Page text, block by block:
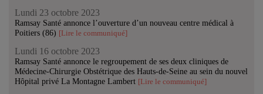
Lundi 23 octobre 2023
Ramsay Santé annonce l’ouverture d’un nouveau centre médical à
Poitiers (86) [Lire le communiqué]
Lundi 16 octobre 2023
Ramsay Santé annonce le regroupement de ses deux cliniques de
Médecine-Chirurgie Obstétrique des Hauts-de-Seine au sein du nouvel
Hôpital privé La Montagne Lambert [Lire le communiqué]